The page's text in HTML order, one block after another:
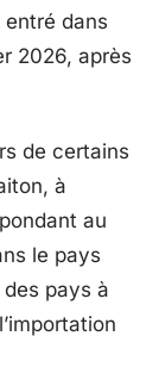
entré dans
2026, après
de certains
à
au
le pays
des pays à